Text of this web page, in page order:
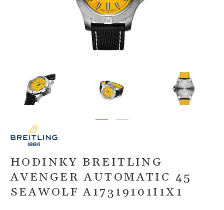
HODINKY BREITLING
AVENGER AUTOMATIC 45
SEAWOLF A17319101I1X1